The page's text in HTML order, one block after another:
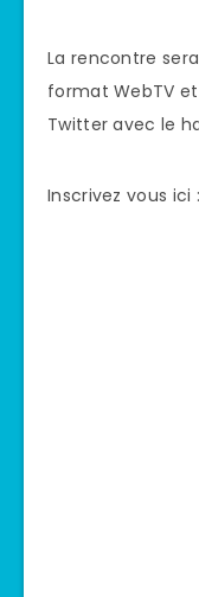
La rencontre
format WebTV
Twitter avec le
Inscrivez vous ici